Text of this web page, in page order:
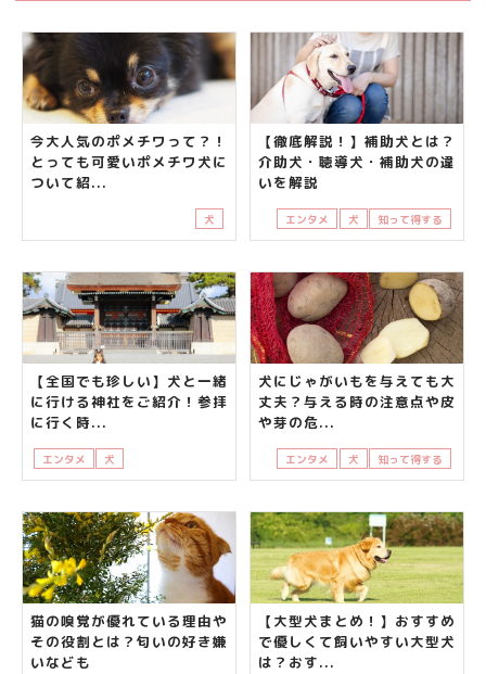
今大人気のポメチワって？！
とっても可愛いポメチワ犬に
ついて紹...
犬
【徹底解説！】補助犬とは？
介助犬・聴導犬・補助犬の違
いを解説
エンタメ 犬 知って得する
【全国でも珍しい】犬と一緒
に行ける神社をご紹介！参拝
に行く時...
エンタメ 犬 飼い主さんの悩み
犬にじゃがいもを与えても大
丈夫？与える時の注意点や皮
や芽の危...
エンタメ 犬 知って得する
猫の嗅覚が優れている理由や
その役割とは？匂いの好き嫌
いなども
【大型犬まとめ！】おすすめ
で優しくて飼いやすい大型犬
は？おす...